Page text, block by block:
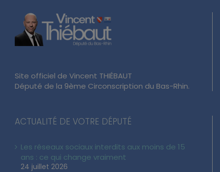
Site officiel de Vincent THIÉBAUT
Député de la 9ème Circonscription du Bas-Rhin.
ACTUALITÉ DE VOTRE DÉPUTÉ
Les réseaux sociaux interdits aux moins de 15
ans : ce qui change vraiment
24 juillet 2026